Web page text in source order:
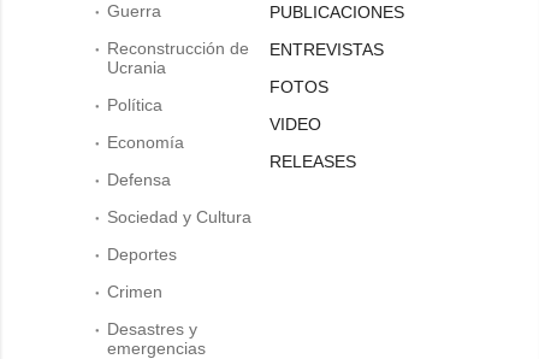
Guerra
Reconstrucción de
Ucrania
Política
Economía
Defensa
Sociedad y Cultura
Deportes
Crimen
Desastres y
emergencias
PUBLICACIONES
ENTREVISTAS
FOTOS
VIDEO
RELEASES